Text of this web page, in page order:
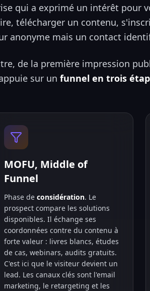
qui a exprimé un intérêt pour
télécharger un contenu,
anonyme mais un contact
de la première impression
sur un funnel en trois
MOFU, Middle of
Funnel
Phase de considération. Le
prospect compare les solutions
disponibles. Il échange ses
coordonnées contre du contenu à
forte valeur : livres blancs, études
de cas, webinars, audits gratuits.
C'est ici que le visiteur devient un
lead. Les canaux clés sont l'email
marketing, le retargeting et les